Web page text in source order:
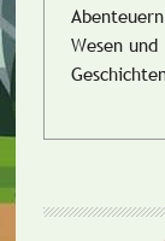
Wesen